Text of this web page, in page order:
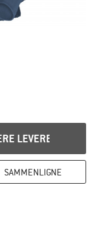
LEVERES
SAMMENLIGNE